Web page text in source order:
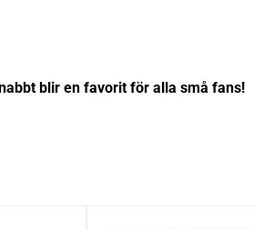
blir en favorit för alla små fans!